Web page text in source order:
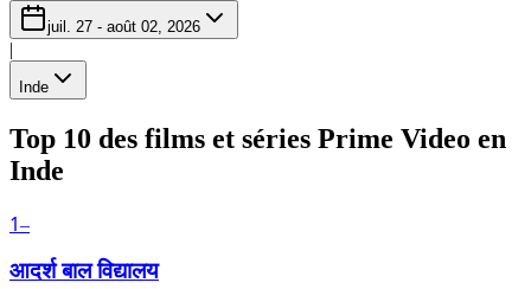
juil. 27 - août 02, 2026
|
Inde
Top 10 des films et séries Prime Video en
Inde
1–
आदर्श बाल विद्यालय